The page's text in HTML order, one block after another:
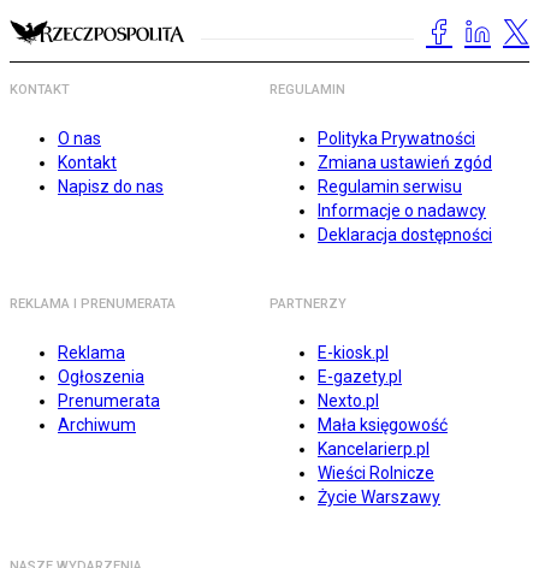
KONTAKT
O nas
Kontakt
Napisz do nas
REGULAMIN
Polityka Prywatności
Zmiana ustawień zgód
Regulamin serwisu
Informacje o nadawcy
Deklaracja dostępności
REKLAMA I PRENUMERATA
Reklama
Ogłoszenia
Prenumerata
Archiwum
PARTNERZY
E-kiosk.pl
E-gazety.pl
Nexto.pl
Mała księgowość
Kancelarierp.pl
Wieści Rolnicze
Życie Warszawy